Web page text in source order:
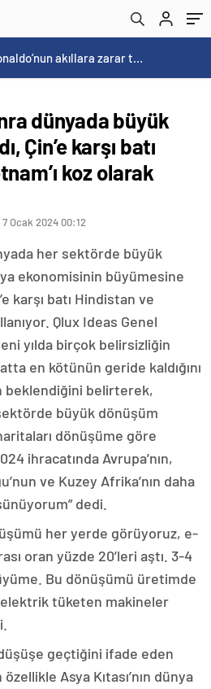
Cristiano Ronaldo’nun akıllara zarar tüm kariyerinin istatistiğini çıkardık !
dünyada büyük
Çin’e karşı batı
koz olarak
7 Ocak 2024 00:12
her sektörde büyük
ekonomisinin büyümesine
karşı batı Hindistan ve
Qlux Ideas Genel
yılda birçok belirsizliğin
en kötünün geride kaldığını
beklendiğini belirterek,
büyük dönüşüm
dönüşüme göre
ihracatında Avrupa’nın,
ve Kuzey Afrika’nın daha
dedi.
her yerde görüyoruz, e-
oran yüzde 20’leri aştı. 3-4
Bu dönüşümü üretimde
tüketen makineler
geçtiğini ifade eden
Asya Kıtası’nın dünya